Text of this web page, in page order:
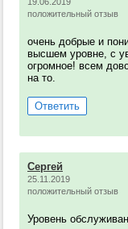
положительный отзыв
очень добрые и
высшем уровне, с
огромное! всем
на то.
Ответить
Сергей
25.11.2019
положительный отзыв
Уровень